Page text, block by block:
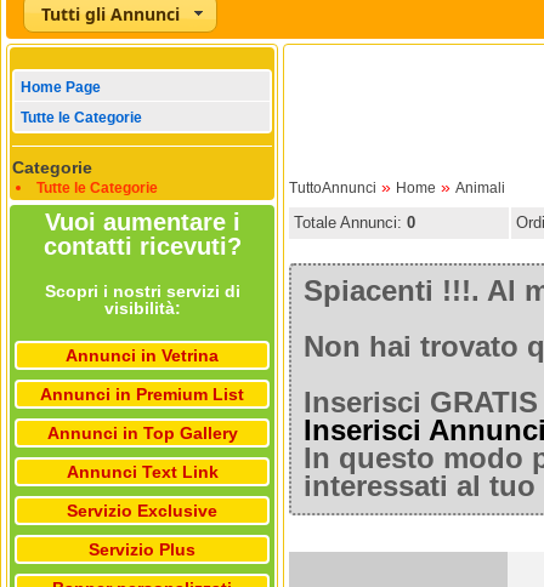
Tutti gli Annunci
Home Page
Tutte le Categorie
Categorie
Tutte le Categorie
Vuoi aumentare i
contatti ricevuti?
Scopri i nostri servizi di
visibilità:
Annunci in Vetrina
Annunci in Premium List
Annunci in Top Gallery
Annunci Text Link
Servizio Exclusive
Servizio Plus
TuttoAnnunci » Home » Animali
Totale Annunci: 0
Spiacenti !!!. Al
Non hai trovato
Inserisci
Inserisci
In questo modo
interessati al